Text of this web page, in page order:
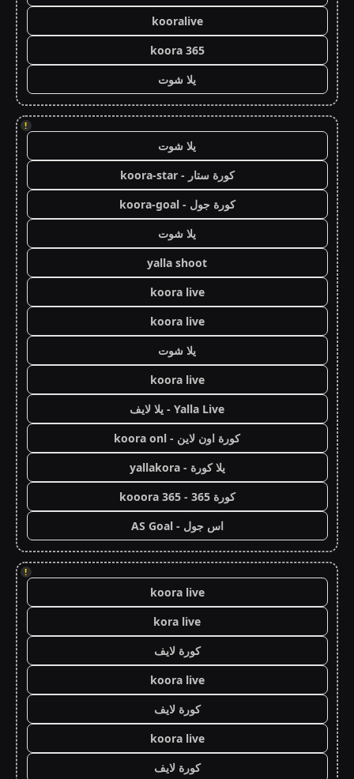
kooralive
koora 365
يلا شوت
!
يلا شوت
كورة ستار - koora-star
كورة جول - koora-goal
يلا شوت
yalla shoot
koora live
koora live
يلا شوت
koora live
Yalla Live - يلا لايف
كورة اون لاين - koora onl
يلا كورة - yallakora
كورة 365 - kooora 365
اس جول - AS Goal
!
koora live
kora live
كورة لايف
koora live
كورة لايف
koora live
كورة لايف